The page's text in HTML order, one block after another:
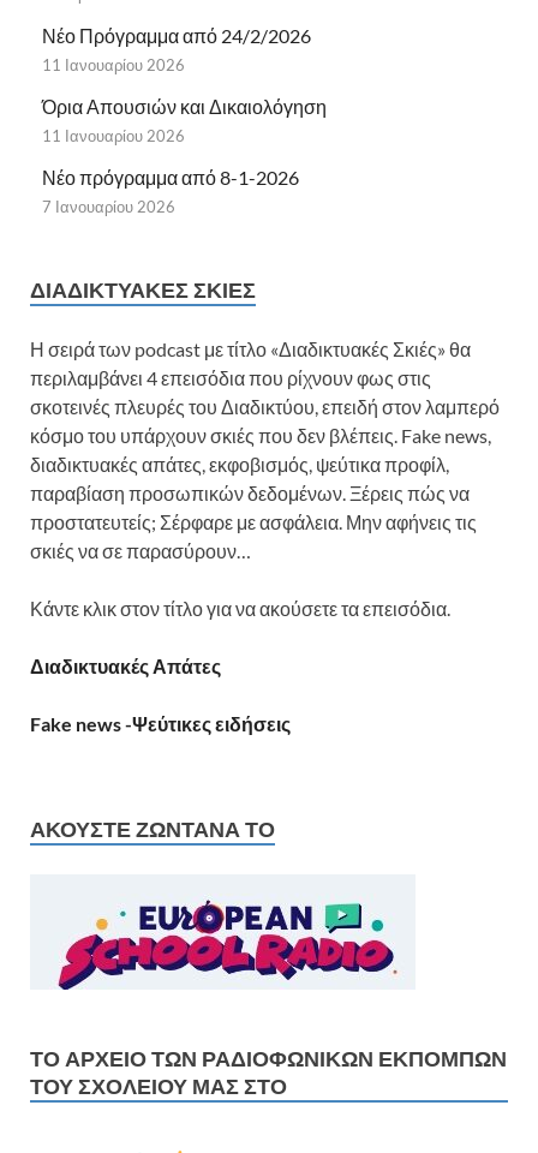
Νέο Πρόγραμμα από 24/2/2026
11 Ιανουαρίου 2026
Όρια Απουσιών και Δικαιολόγηση
11 Ιανουαρίου 2026
Νέο πρόγραμμα από 8-1-2026
7 Ιανουαρίου 2026
ΔΙΑΔΙΚΤΥΑΚΈΣ ΣΚΙΈΣ
Η σειρά των podcast με τίτλο «Διαδικτυακές Σκιές» θα
περιλαμβάνει 4 επεισόδια που ρίχνουν φως στις
σκοτεινές πλευρές του Διαδικτύου, επειδή στον λαμπερό
κόσμο του υπάρχουν σκιές που δεν βλέπεις. Fake news,
διαδικτυακές απάτες, εκφοβισμός, ψεύτικα προφίλ,
παραβίαση προσωπικών δεδομένων. Ξέρεις πώς να
προστατευτείς; Σέρφαρε με ασφάλεια. Μην αφήνεις τις
σκιές να σε παρασύρουν…
Κάντε κλικ στον τίτλο για να ακούσετε τα επεισόδια.
Διαδικτυακές Απάτες
Fake news -Ψεύτικες ειδήσεις
ΑΚΟΎΣΤΕ ΖΩΝΤΑΝΆ ΤΟ
ΤΟ ΑΡΧΕΊΟ ΤΩΝ ΡΑΔΙΟΦΩΝΙΚΏΝ ΕΚΠΟΜΠΏΝ
ΤΟΥ ΣΧΟΛΕΊΟΥ ΜΑΣ ΣΤΟ